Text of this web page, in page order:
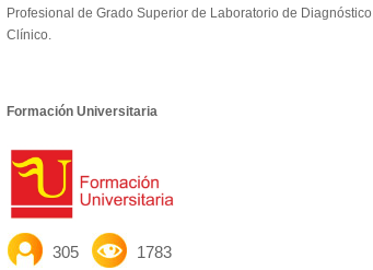
Profesional de Grado Superior de Laboratorio de Diagnóstico
Clínico.
Formación Universitaria
305 1783